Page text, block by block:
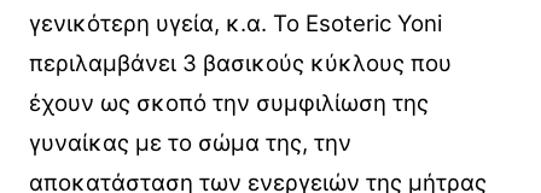
γενικότερη υγεία, κ.α. Το Esoteric Yoni
περιλαμβάνει 3 βασικούς κύκλους που
έχουν ως σκοπό την συμφιλίωση της
γυναίκας με το σώμα της, την
αποκατάσταση των ενεργειών της μήτρας